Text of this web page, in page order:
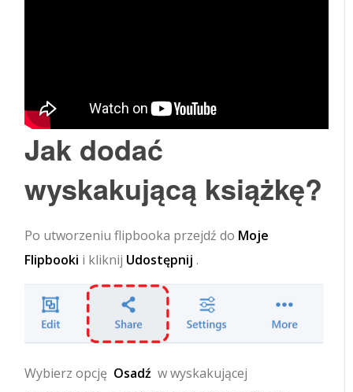
Jak dodać
wyskakującą książkę?
Po utworzeniu flipbooka przejdź do Moje
Flipbooki i kliknij Udostępnij .
Wybierz opcję Osadź w wyskakującej